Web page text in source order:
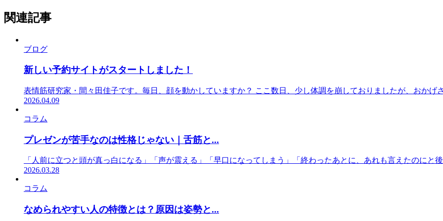
関連記事
ブログ
新しい予約サイトがスタートしました！
表情筋研究家・間々田佳子です。毎日、顔を動かしていますか？ ここ数日、少し体調を崩しておりましたが、おかげ
2026.04.09
コラム
プレゼンが苦手なのは性格じゃない｜舌筋と...
「人前に立つと頭が真っ白になる」「声が震える」「早口になってしまう」「終わったあとに、あれも言えたのに
2026.03.28
コラム
なめられやすい人の特徴とは？原因は姿勢と...